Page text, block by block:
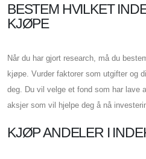
BESTEM HVILKET
KJØPE
Når du har gjort research, må du
kjøpe. Vurder faktorer som utgifter og
deg. Du vil velge et fond som har lave
aksjer som vil hjelpe deg å nå
KJØP ANDELER I